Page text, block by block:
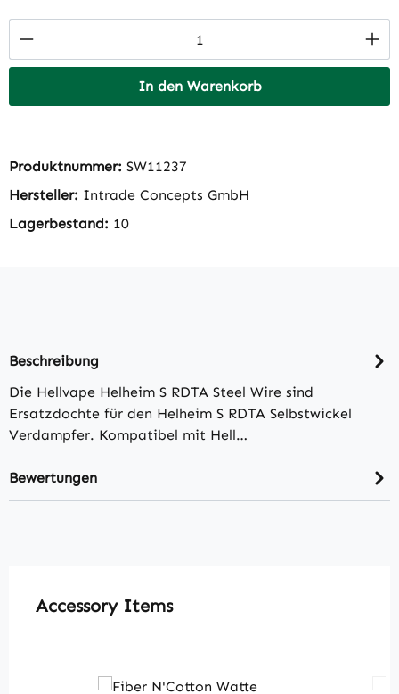
Produkt Anzahl: Gib den gewünschten
In den Warenkorb
Produktnummer: SW11237
Hersteller: Intrade Concepts GmbH
Lagerbestand: 10
Beschreibung
Die Hellvape Helheim S RDTA Steel Wire sind
Ersatzdochte für den Helheim S RDTA Selbstwickel
Verdampfer. Kompatibel mit Hell…
Bewertungen
Produktgalerie überspringen
Accessory Items